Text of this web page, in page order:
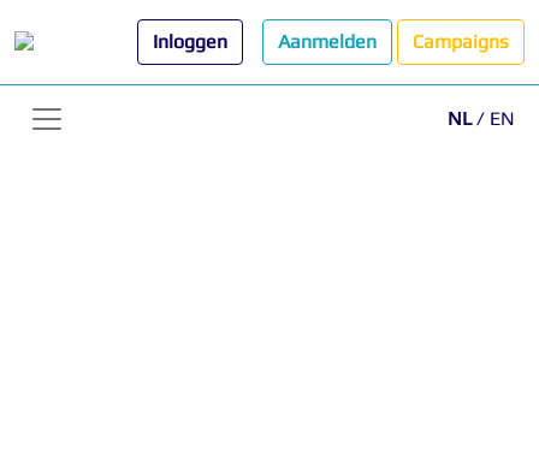
Inloggen Aanmelden Campaigns
NL/ EN